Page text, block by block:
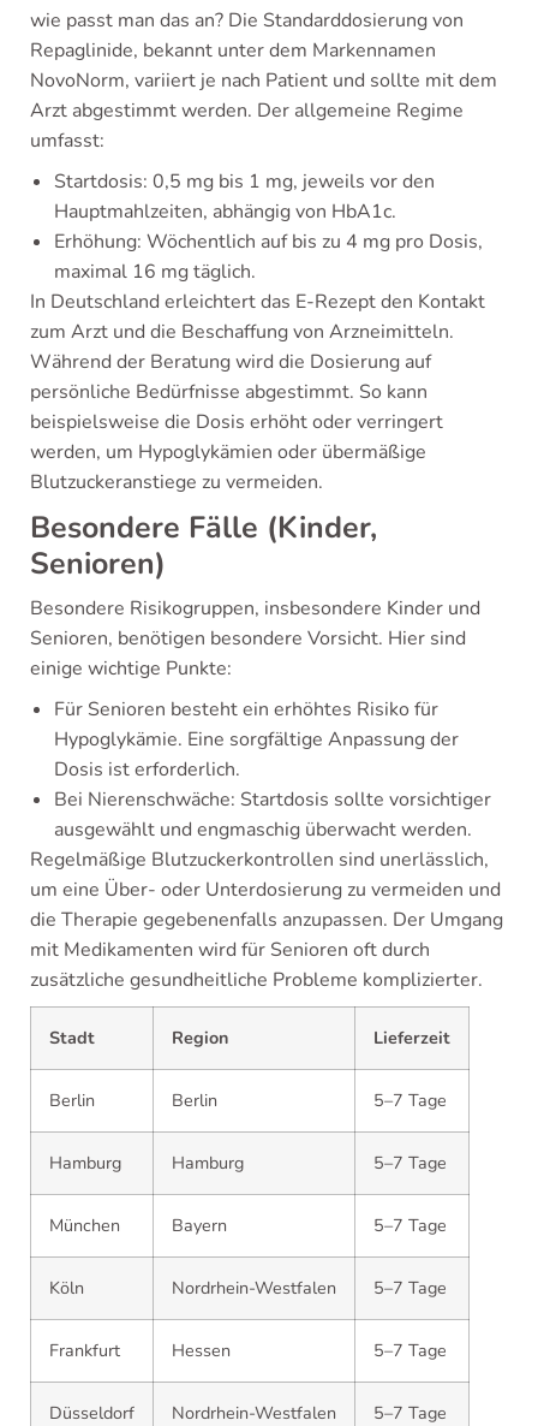
wie passt man das an? Die Standarddosierung von
Repaglinide, bekannt unter dem Markennamen
NovoNorm, variiert je nach Patient und sollte mit dem
Arzt abgestimmt werden. Der allgemeine Regime
umfasst:
Startdosis: 0,5 mg bis 1 mg, jeweils vor den
Hauptmahlzeiten, abhängig von HbA1c.
Erhöhung: Wöchentlich auf bis zu 4 mg pro Dosis,
maximal 16 mg täglich.
In Deutschland erleichtert das E-Rezept den Kontakt
zum Arzt und die Beschaffung von Arzneimitteln.
Während der Beratung wird die Dosierung auf
persönliche Bedürfnisse abgestimmt. So kann
beispielsweise die Dosis erhöht oder verringert
werden, um Hypoglykämien oder übermäßige
Blutzuckeranstiege zu vermeiden.
Besondere Fälle (Kinder,
Senioren)
Besondere Risikogruppen, insbesondere Kinder und
Senioren, benötigen besondere Vorsicht. Hier sind
einige wichtige Punkte:
Für Senioren besteht ein erhöhtes Risiko für
Hypoglykämie. Eine sorgfältige Anpassung der
Dosis ist erforderlich.
Bei Nierenschwäche: Startdosis sollte vorsichtiger
ausgewählt und engmaschig überwacht werden.
Regelmäßige Blutzuckerkontrollen sind unerlässlich,
um eine Über- oder Unterdosierung zu vermeiden und
die Therapie gegebenenfalls anzupassen. Der Umgang
mit Medikamenten wird für Senioren oft durch
zusätzliche gesundheitliche Probleme komplizierter.
Stadt Region Lieferzeit
Berlin Berlin 5–7 Tage
Hamburg Hamburg 5–7 Tage
München Bayern 5–7 Tage
Köln Nordrhein-Westfalen 5–7 Tage
Frankfurt Hessen 5–7 Tage
Düsseldorf Nordrhein-Westfalen 5–7 Tage